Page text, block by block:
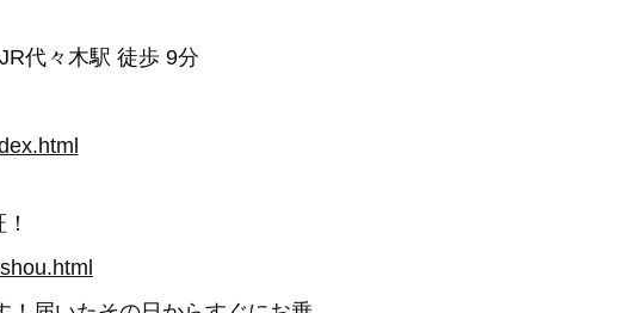
代々木駅 徒歩 9分